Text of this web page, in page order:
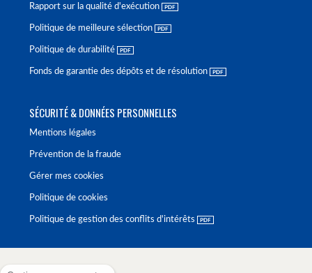
Rapport sur la qualité d'exécution
Politique de meilleure sélection
Politique de durabilité
Fonds de garantie des dépôts et de résolution
SÉCURITÉ & DONNÉES PERSONNELLES
Mentions légales
Prévention de la fraude
Gérer mes cookies
Politique de cookies
Politique de gestion des conflits d'intérêts